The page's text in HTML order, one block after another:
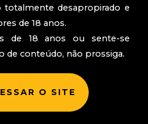
totalmente desapropirado e
de 18 anos.
de 18 anos ou sente-se
de conteúdo, não prossiga.
O SITE